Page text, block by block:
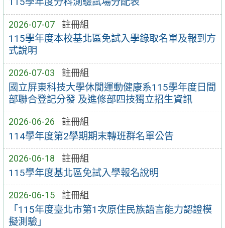
2026-07-07 註冊組
115學年度本校基北區免試入學錄取名單及報到方
式說明
2026-07-03 註冊組
國立屏東科技大學休閒運動健康系115學年度日間
部聯合登記分發 及進修部四技獨立招生資訊
2026-06-26 註冊組
114學年度第2學期期末轉班群名單公告
2026-06-18 註冊組
115學年度基北區免試入學報名說明
2026-06-15 註冊組
「115年度臺北市第1次原住民族語言能力認證模
擬測驗」